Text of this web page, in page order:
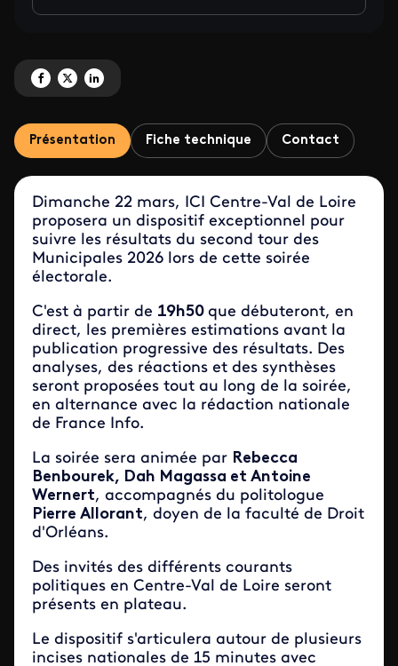
Partagez 'Municipales 2026 - soirée électorale du 22 mars sur ICI Centre-
Partagez 'Municipales 2026 - soirée électorale du 22 mars sur ICI
Partagez 'Municipales 2026 - soirée électorale du 22 mars sur
Présentation Fiche technique Contact
Dimanche 22 mars, ICI Centre-Val de Loire
proposera un dispositif exceptionnel pour
suivre les résultats du second tour des
Municipales 2026 lors de cette soirée
électorale.
C'est à partir de 19h50 que débuteront, en
direct, les premières estimations avant la
publication progressive des résultats. Des
analyses, des réactions et des synthèses
seront proposées tout au long de la soirée,
en alternance avec la rédaction nationale
de France Info.
La soirée sera animée par Rebecca
Benbourek, Dah Magassa et Antoine
Wernert, accompagnés du politologue
Pierre Allorant, doyen de la faculté de Droit
d'Orléans.
Des invités des différents courants
politiques en Centre-Val de Loire seront
présents en plateau.
Le dispositif s'articulera autour de plusieurs
incises nationales de 15 minutes avec